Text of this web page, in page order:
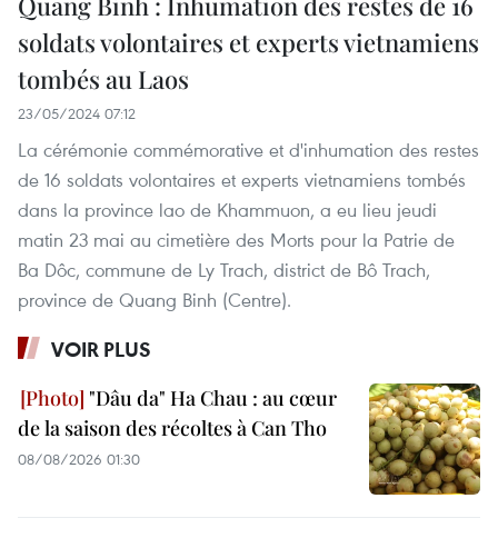
soldats volontaires et experts vietnamiens
tombés au Laos
23/05/2024 07:12
La cérémonie commémorative et d'inhumation des restes
de 16 soldats volontaires et experts vietnamiens tombés
dans la province lao de Khammuon, a eu lieu jeudi
matin 23 mai au cimetière des Morts pour la Patrie de
Ba Dôc, commune de Ly Trach, district de Bô Trach,
province de Quang Binh (Centre).
VOIR PLUS
"Dâu da" Ha Chau : au cœur
de la saison des récoltes à Can Tho
08/08/2026 01:30